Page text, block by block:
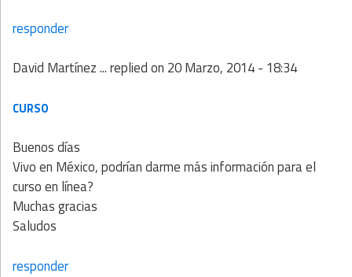
responder
David Martínez ...replied on 20 Marzo, 2014 - 18:34
CURSO
Buenos días
Vivo en México, podrían darme más información para el
curso en línea?
Muchas gracias
Saludos
responder